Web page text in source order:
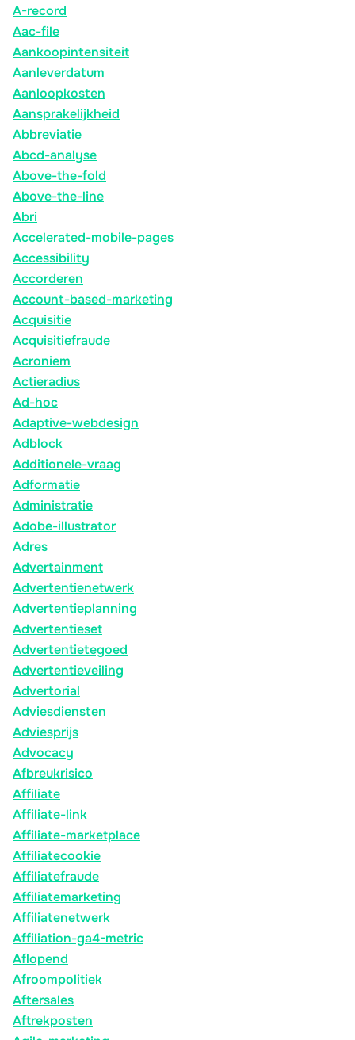
A-record
Aac-file
Aankoopintensiteit
Aanleverdatum
Aanloopkosten
Aansprakelijkheid
Abbreviatie
Abcd-analyse
Above-the-fold
Above-the-line
Abri
Accelerated-mobile-pages
Accessibility
Accorderen
Account-based-marketing
Acquisitie
Acquisitiefraude
Acroniem
Actieradius
Ad-hoc
Adaptive-webdesign
Adblock
Additionele-vraag
Adformatie
Administratie
Adobe-illustrator
Adres
Advertainment
Advertentienetwerk
Advertentieplanning
Advertentieset
Advertentietegoed
Advertentieveiling
Advertorial
Adviesdiensten
Adviesprijs
Advocacy
Afbreukrisico
Affiliate
Affiliate-link
Affiliate-marketplace
Affiliatecookie
Affiliatefraude
Affiliatemarketing
Affiliatenetwerk
Affiliation-ga4-metric
Aflopend
Afroompolitiek
Aftersales
Aftrekposten